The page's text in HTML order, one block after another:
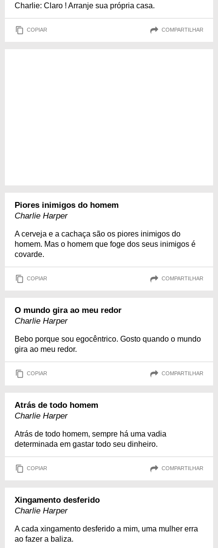
Charlie: Claro ! Arranje sua própria casa.
COPIAR COMPARTILHAR
Piores inimigos do homem
Charlie Harper
A cerveja e a cachaça são os piores inimigos do
homem. Mas o homem que foge dos seus inimigos é
covarde.
COPIAR COMPARTILHAR
O mundo gira ao meu redor
Charlie Harper
Bebo porque sou egocêntrico. Gosto quando o mundo
gira ao meu redor.
COPIAR COMPARTILHAR
Atrás de todo homem
Charlie Harper
Atrás de todo homem, sempre há uma vadia
determinada em gastar todo seu dinheiro.
COPIAR COMPARTILHAR
Xingamento desferido
Charlie Harper
A cada xingamento desferido a mim, uma mulher erra
ao fazer a baliza.